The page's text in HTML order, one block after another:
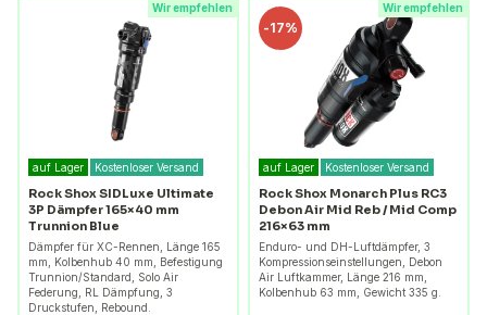
Wir empfehlen
auf Lager Kostenloser Versand
Rock Shox SIDLuxe Ultimate
3P Dämpfer 165×40 mm
Trunnion Blue
Dämpfer für XC-Rennen, Länge 165
mm, Kolbenhub 40 mm, Befestigung
Trunnion/Standard, Solo Air
Federung, RL Dämpfung, 3
Druckstufen, Rebound.
Wir empfehlen
-17%
auf Lager Kostenloser Versand
Rock Shox Monarch Plus RC3
Debon Air Mid Reb / Mid Comp
216×63 mm
Enduro- und DH-Luftdämpfer, 3
Kompressionseinstellungen, Debon
Air Luftkammer, Länge 216 mm,
Kolbenhub 63 mm, Gewicht 335 g.